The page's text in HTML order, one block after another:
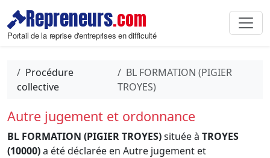
Repreneurs.com
Portail de la reprise d'entreprises en difficulté
Procédure
collective
BL FORMATION (PIGIER
TROYES)
Autre jugement et ordonnance
BL FORMATION (PIGIER TROYES)située à TROYES
(10000)a été déclarée en Autre jugement et